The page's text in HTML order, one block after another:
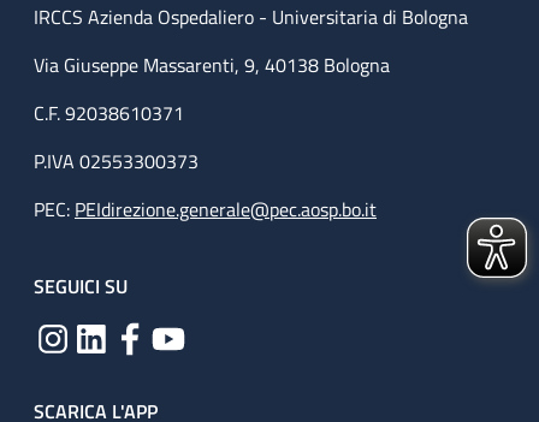
IRCCS Azienda Ospedaliero - Universitaria di Bologna
Via Giuseppe Massarenti, 9, 40138 Bologna
C.F. 92038610371
P.IVA 02553300373
PEC: PEIdirezione.generale@pec.aosp.bo.it
SEGUICI SU
SCARICA L'APP